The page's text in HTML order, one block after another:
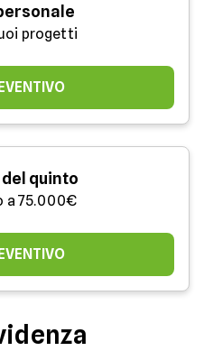
progetti
quinto
a 75.000€